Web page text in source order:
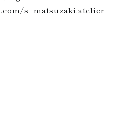
s_matsuzaki.atelier